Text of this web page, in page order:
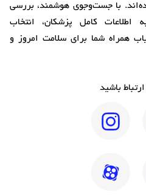
با جست‌وجوی هوشمند، بررسی
اطلاعات کامل پزشکان، انتخاب
همراه شما برای سلامت امروز و
باشید